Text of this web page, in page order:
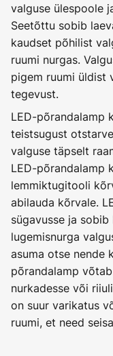
valguse ülespoole
Seetõttu sobib
kaudset põhilist
ruumi nurgas.
pigem ruumi üldist
tegevust.
LED-põrandalamp
teistsugust
valguse täpselt
LED-põrandalamp
lemmiktugitooli
abilauda kõrvale.
sügavusse ja
lugemisnurga
asuma otse nende
põrandalamp
nurkadesse või
on suur varikatus
ruumi, et need